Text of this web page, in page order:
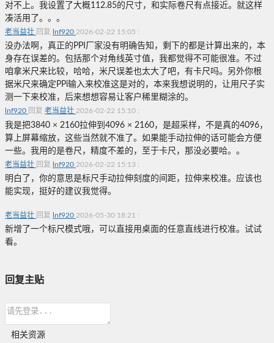
对不上。我设置了大概112.85的尺寸，和实际卷尺有点接近。就这样
凑活用了。。。
老当益壮 回复 lnf920 2026-02-22 15:05 :
没办法啊，真正的PPI厂家没有明确告知，剩下的都是计算出来的，本
身存在误差的。包括那个对角线英寸值，我都觉得不可能很准。不过
咱拿米尺来比较，哈哈，米尺误差也太大了吧，有卡尺吗。另外你根
据米尺来确定PPi输入来校准这是对的，本来我想说明的，让用尺子实
测一下来校准，后来想想容易让客户稀里糊涂的。
lnf920 回复 老当益壮 2026-02-22 15:10 :
我是把3840 × 2160拉伸到4096 × 2160，是超采样，不是真的4096，
算上屏幕缩放，这些当然就不准了。如果能手动拉伸的话可能会方便
一些。我用的是卷尺，精度不差的，至于卡尺，那没必要哈。。
老当益壮 回复 lnf920 2026-02-22 15:13 :
明白了，你的意思是标尺手动拉伸刻度的间距，拉伸来校准。应该也
能实现，挺好的建议我觉得。
老当益壮 回复 lnf920 2026-05-30 18:21 :
新增了一个标尺模式哦，可以直接用桌面的任意直线进行校准。试试
看。
回复主贴
相关资源